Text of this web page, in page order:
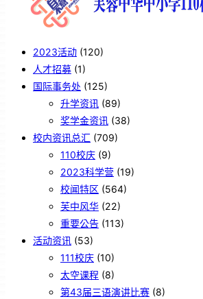
2023活动 (120)
人才招募 (1)
国际事务处 (125)
升学资讯 (89)
奖学金资讯 (38)
校内资讯总汇 (709)
110校庆 (9)
2023科学营 (19)
校闻特区 (564)
芙中风华 (22)
重要公告 (113)
活动资讯 (53)
111校庆 (10)
太空课程 (8)
第43届三语演讲比赛 (8)